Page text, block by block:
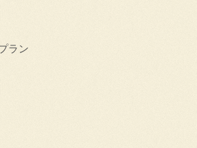
ラン